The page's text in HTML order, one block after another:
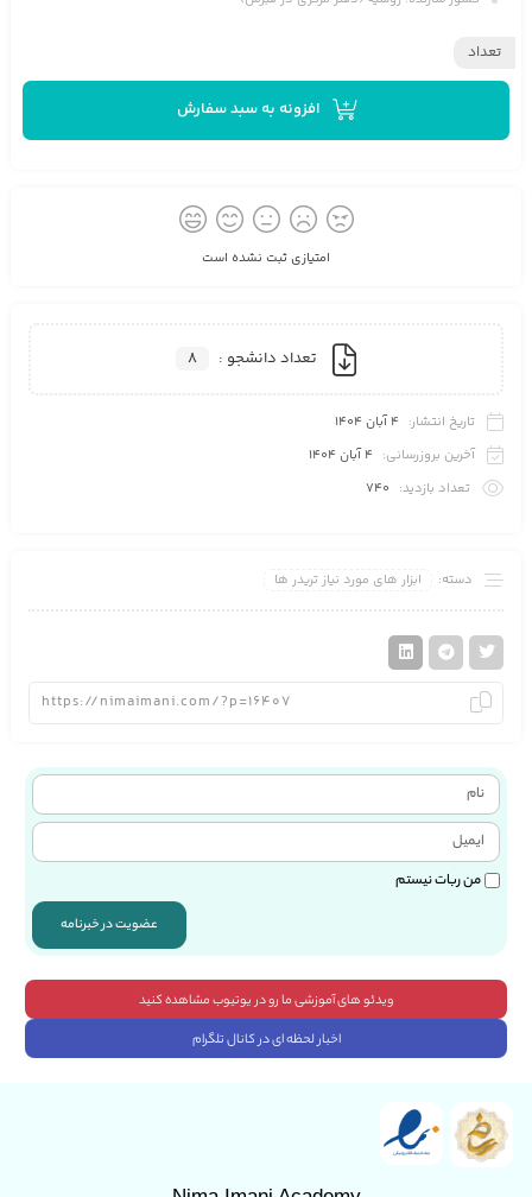
تعداد
افزونه به سبد سفارش
امتیازی ثبت نشده است
تعداد دانشجو : 8
تاریخ انتشار: 4 آبان 1404
آخرین بروزرسانی: 4 آبان 1404
تعداد بازدید: 740
دسته: ابزار های مورد نیاز تریدر ها
من ربات نیستم
عضویت در خبرنامه
ویدئو های آموزشی ما رو در یوتیوب مشاهده کنید
اخبار لحظه ای در کانال تلگرام